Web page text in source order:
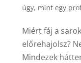
úgy, mint egy
Miért fáj a
előrehajolsz?
Mindezek